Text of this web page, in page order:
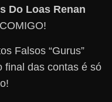
Do Loas Renan
Falsos “Gurus”
final das contas é só